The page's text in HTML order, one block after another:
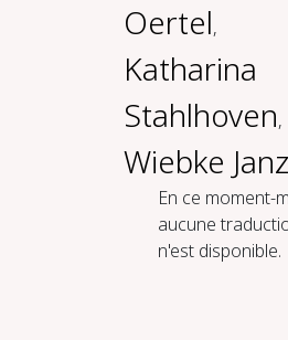
Oertel,
Katharina
Stahlhoven,
Wiebke
En ce moment-
aucune
n'est disponible.